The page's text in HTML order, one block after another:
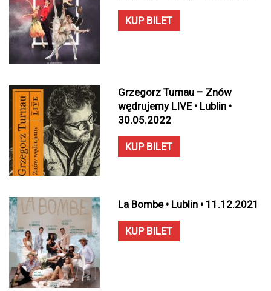
KUP BILET
Grzegorz Turnau – Znów
wędrujemy LIVE • Lublin •
30.05.2022
KUP BILET
La Bombe • Lublin • 11.12.2021
KUP BILET